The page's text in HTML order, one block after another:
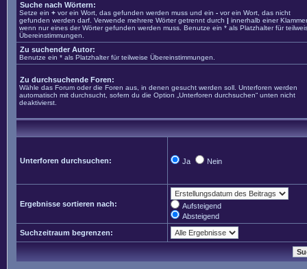
Suche nach Wörtern:
Setze ein + vor ein Wort, das gefunden werden muss und ein - vor ein Wort, das nicht
gefunden werden darf. Verwende mehrere Wörter getrennt durch | innerhalb einer
wenn nur eines der Wörter gefunden werden muss. Benutze ein * als Platzhalter für
Übereinstimmungen.
Zu suchender Autor:
Benutze ein * als Platzhalter für teilweise Übereinstimmungen.
Zu durchsuchende Foren:
Wähle das Forum oder die Foren aus, in denen gesucht werden soll. Unterforen werden
automatisch mit durchsucht, sofern du die Option „Unterforen durchsuchen“ unten nicht
deaktivierst.
Unterforen durchsuchen: Ja Nein
Ergebnisse sortieren nach:
Aufsteigend
Absteigend
Suchzeitraum begrenzen: